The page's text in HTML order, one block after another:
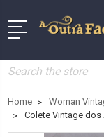
Search
Home Woman
Colete Vintage